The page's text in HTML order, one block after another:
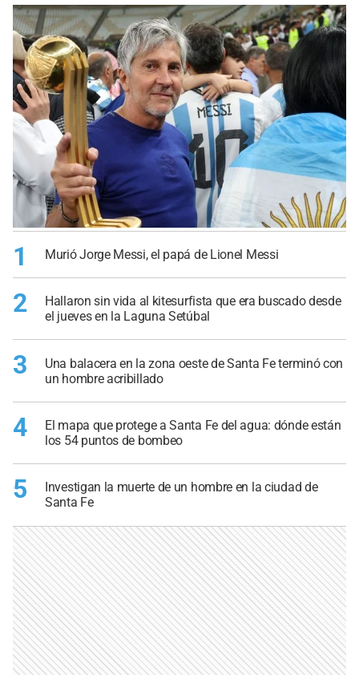
1 Murió Jorge Messi, el papá de Lionel Messi
2
Hallaron sin vida al kitesurfista que era buscado desde
el jueves en la Laguna Setúbal
3
Una balacera en la zona oeste de Santa Fe terminó con
un hombre acribillado
4
El mapa que protege a Santa Fe del agua: dónde están
los 54 puntos de bombeo
5
Investigan la muerte de un hombre en la ciudad de
Santa Fe